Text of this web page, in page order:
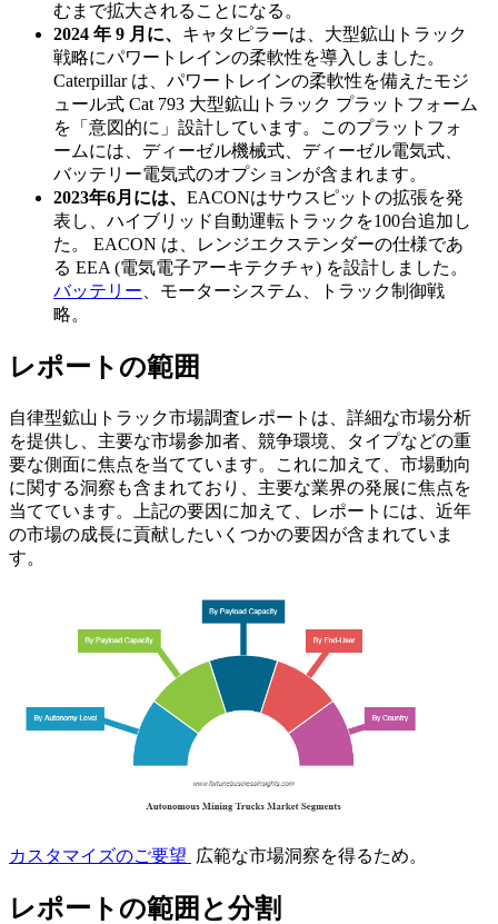
むまで拡大されることになる。
2024 年 9 月に、 キャタピラーは、大型鉱山トラック
戦略にパワートレインの柔軟性を導入しました。
Caterpillar は、パワートレインの柔軟性を備えたモジ
ュール式 Cat 793 大型鉱山トラック プラットフォーム
を「意図的に」設計しています。このプラットフォ
ームには、ディーゼル機械式、ディーゼル電気式、
バッテリー電気式のオプションが含まれます。
2023年6月には、 EACONはサウスピットの拡張を発
表し、ハイブリッド自動運転トラックを100台追加し
た。 EACON は、レンジエクステンダーの仕様であ
る EEA (電気電子アーキテクチャ) を設計しました。
バッテリー 、モーターシステム、トラック制御戦
略。
レポートの範囲
自律型鉱山トラック市場調査レポートは、詳細な市場分析
を提供し、主要な市場参加者、競争環境、タイプなどの重
要な側面に焦点を当てています。これに加えて、市場動向
に関する洞察も含まれており、主要な業界の発展に焦点を
当てています。上記の要因に加えて、レポートには、近年
の市場の成長に貢献したいくつかの要因が含まれていま
す。
カスタマイズのご要望 広範な市場洞察を得るため。
レポートの範囲と分割